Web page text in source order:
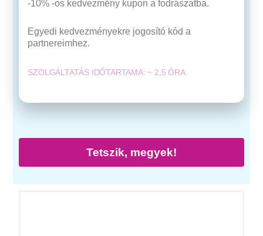
-10% -os kedvezmény kupon a fodrászatba.
Egyedi kedvezményekre jogosító kód a
partnereimhez.
SZOLGÁLTATÁS IDŐTARTAMA: ~ 2,5 ÓRA
Tetszik, megyek!